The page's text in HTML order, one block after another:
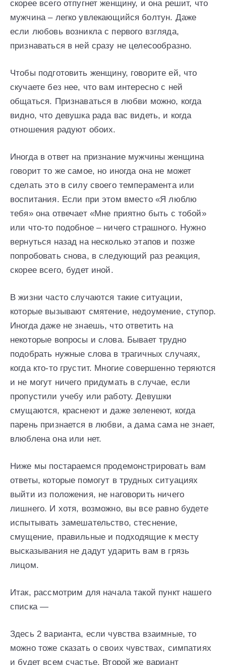
скорее всего отпугнет женщину, и она решит, что
мужчина – легко увлекающийся болтун. Даже
если любовь возникла с первого взгляда,
признаваться в ней сразу не целесообразно.
Чтобы подготовить женщину, говорите ей, что
скучаете без нее, что вам интересно с ней
общаться. Признаваться в любви можно, когда
видно, что девушка рада вас видеть, и когда
отношения радуют обоих.
Иногда в ответ на признание мужчины женщина
говорит то же самое, но иногда она не может
сделать это в силу своего темперамента или
воспитания. Если при этом вместо «Я люблю
тебя» она отвечает «Мне приятно быть с тобой»
или что-то подобное – ничего страшного. Нужно
вернуться назад на несколько этапов и позже
попробовать снова, в следующий раз реакция,
скорее всего, будет иной.
В жизни часто случаются такие ситуации,
которые вызывают смятение, недоумение, ступор.
Иногда даже не знаешь, что ответить на
некоторые вопросы и слова. Бывает трудно
подобрать нужные слова в трагичных случаях,
когда кто-то грустит. Многие совершенно теряются
и не могут ничего придумать в случае, если
пропустили учебу или работу. Девушки
смущаются, краснеют и даже зеленеют, когда
парень признается в любви, а дама сама не знает,
влюблена она или нет.
Ниже мы постараемся продемонстрировать вам
ответы, которые помогут в трудных ситуациях
выйти из положения, не наговорить ничего
лишнего. И хотя, возможно, вы все равно будете
испытывать замешательство, стеснение,
смущение, правильные и подходящие к месту
высказывания не дадут ударить вам в грязь
лицом.
Итак, рассмотрим для начала такой пункт нашего
списка —
Здесь 2 варианта, если чувства взаимные, то
можно тоже сказать о своих чувствах, симпатиях
и будет всем счастье. Второй же вариант